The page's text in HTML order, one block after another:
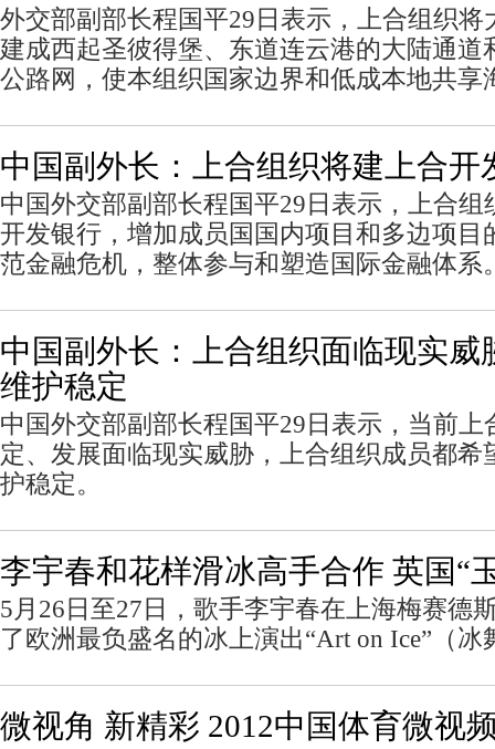
外交部副部长程国平29日表示，上合组织将
建成西起圣彼得堡、东道连云港的大陆通道
公路网，使本组织国家边界和低成本地共享
中国副外长：上合组织将建上合开
中国外交部副部长程国平29日表示，上合组
开发银行，增加成员国国内项目和多边项目
范金融危机，整体参与和塑造国际金融体系
中国副外长：上合组织面临现实威
维护稳定
中国外交部副部长程国平29日表示，当前上
定、发展面临现实威胁，上合组织成员都希
护稳定。
李宇春和花样滑冰高手合作 英国“
5月26日至27日，歌手李宇春在上海梅赛德
了欧洲最负盛名的冰上演出“Art on Ice”（冰
微视角 新精彩 2012中国体育微视